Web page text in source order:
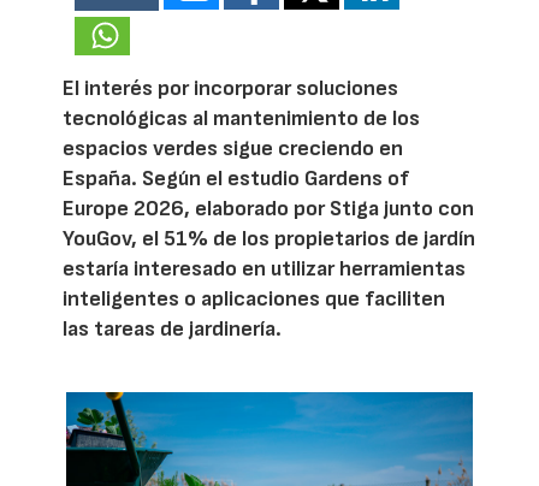
El interés por incorporar soluciones
tecnológicas al mantenimiento de los
espacios verdes sigue creciendo en
España. Según el estudio Gardens of
Europe 2026, elaborado por Stiga junto con
YouGov, el 51% de los propietarios de jardín
estaría interesado en utilizar herramientas
inteligentes o aplicaciones que faciliten
las tareas de jardinería.